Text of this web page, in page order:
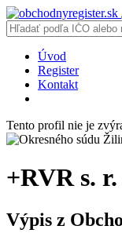
Úvod
Register
Kontakt
Tento profil nie je
+RVR s. r.
Výpis z